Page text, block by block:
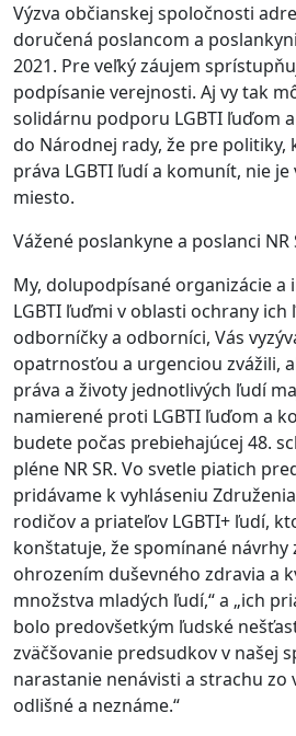
Výzva občianskej spoločnosti
doručená poslancom a
2021. Pre veľký záujem
podpísanie verejnosti. Aj vy tak
solidárnu podporu LGBTI ľuďom
do Národnej rady, že pre
práva LGBTI ľudí a komunít, nie
miesto.
Vážené poslankyne a poslanci NR
My, dolupodpísané organizácie a
LGBTI ľuďmi v oblasti ochrany ich
odborníčky a odborníci, Vás
opatrnosťou a urgenciou zvážili,
práva a životy jednotlivých ľudí
namierené proti LGBTI ľuďom a
budete počas prebiehajúcej 48.
pléne NR SR. Vo svetle piatich
pridávame k vyhláseniu
rodičov a priateľov LGBTI+ ľudí,
konštatuje, že spomínané návrhy
ohrozením duševného zdravia a
množstva mladých ľudí,“ a „ich
bolo predovšetkým ľudské
zväčšovanie predsudkov v našej
narastanie nenávisti a strachu zo
odlišné a neznáme.“